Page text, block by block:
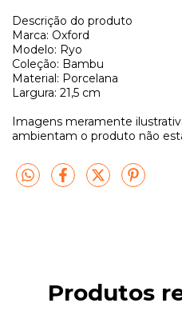
Descrição do produto
Marca: Oxford
Modelo: Ryo
Coleção: Bambu
Material: Porcelana
Largura: 21,5 cm
Imagens meramente
ambientam o produto não
Produtos